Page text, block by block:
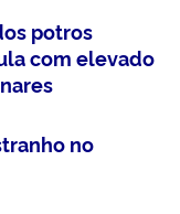
potros
com elevado
no